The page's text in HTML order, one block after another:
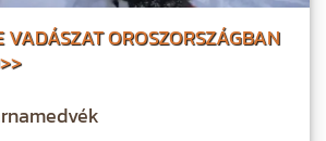
OROSZORSZÁGBAN